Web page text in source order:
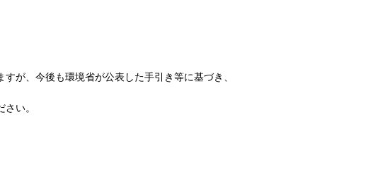
が、今後も環境省が公表した手引き等に基づき、
い。